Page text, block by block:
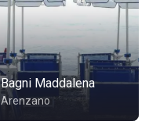
Bagni Maddalena
Arenzano